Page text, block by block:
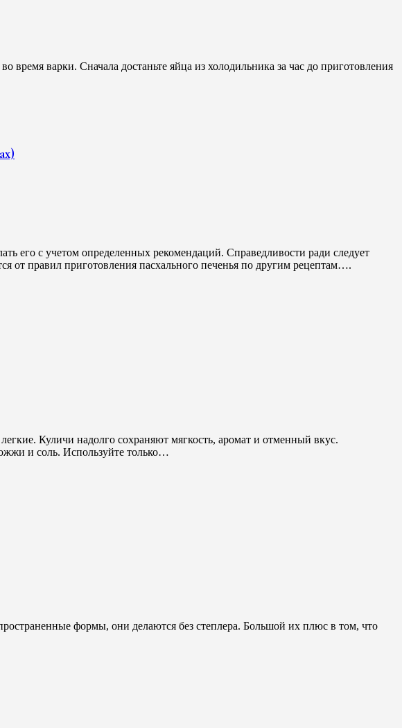
время варки. Сначала достаньте яйца из холодильника за час до приготовления
его с учетом определенных рекомендаций. Справедливости ради следует
от правил приготовления пасхального печенья по другим рецептам….
Куличи надолго сохраняют мягкость, аромат и отменный вкус.
и соль. Используйте только…
формы, они делаются без степлера. Большой их плюс в том, что